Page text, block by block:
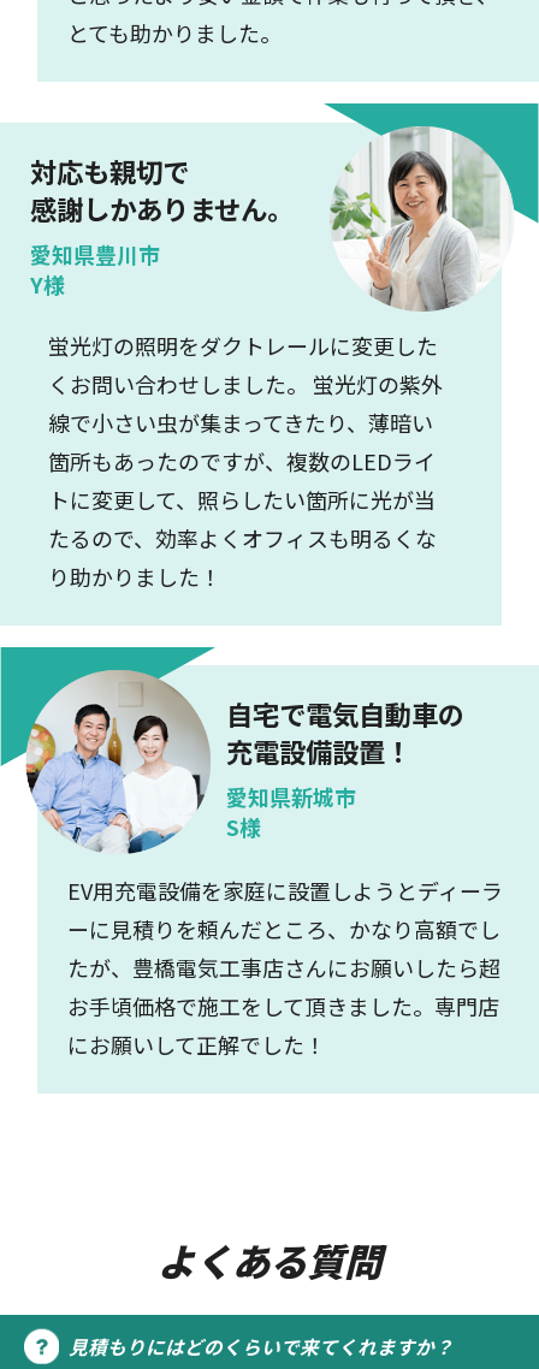
とても助かりました。
対応も親切で
感謝しかありません。
愛知県豊川市
Y様
蛍光灯の照明をダクトレールに変更した
くお問い合わせしました。 蛍光灯の紫外
線で小さい虫が集まってきたり、薄暗い
箇所もあったのですが、複数のLEDライ
トに変更して、照らしたい箇所に光が当
たるので、効率よくオフィスも明るくな
り助かりました！
自宅で電気自動車の
充電設備設置！
愛知県新城市
S様
EV用充電設備を家庭に設置しようとディーラ
ーに見積りを頼んだところ、かなり高額でし
たが、豊橋電気工事店さんにお願いしたら超
お手頃価格で施工をして頂きました。専門店
にお願いして正解でした！
よくある質問
見積もりにはどのくらいで来てくれますか？